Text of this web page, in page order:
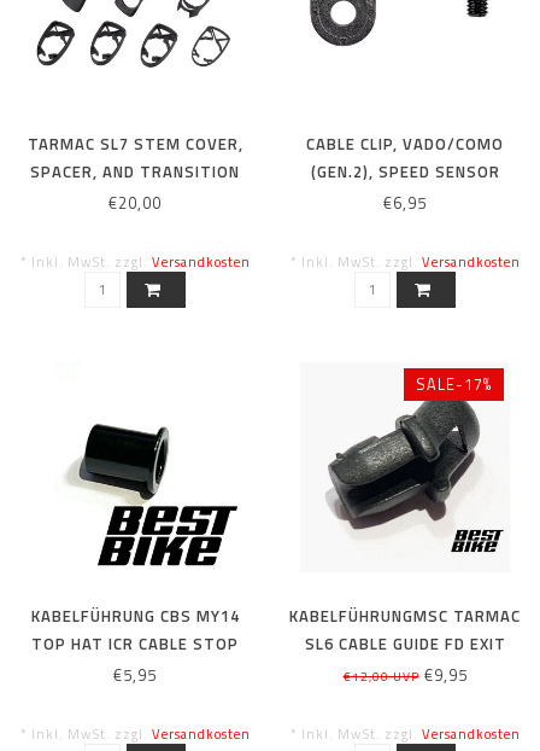
TARMAC SL7 STEM COVER,
SPACER, AND TRANSITION
KIT
€20,00
* Inkl. MwSt. zzgl. Versandkosten
CABLE CLIP, VADO/COMO
(GEN.2), SPEED SENSOR
CABLE GUIDE
€6,95
* Inkl. MwSt. zzgl. Versandkosten
KABELFÜHRUNG CBS MY14
TOP HAT ICR CABLE STOP
7.75
€5,95
* Inkl. MwSt. zzgl. Versandkosten
SALE-17%
KABELFÜHRUNGMSC TARMAC
SL6 CABLE GUIDE FD EXIT
FOR MECHANICAL SHIFTING
€12,00 UVP€9,95
* Inkl. MwSt. zzgl. Versandkosten